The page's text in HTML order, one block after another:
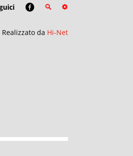
Realizzato da Hi-Net